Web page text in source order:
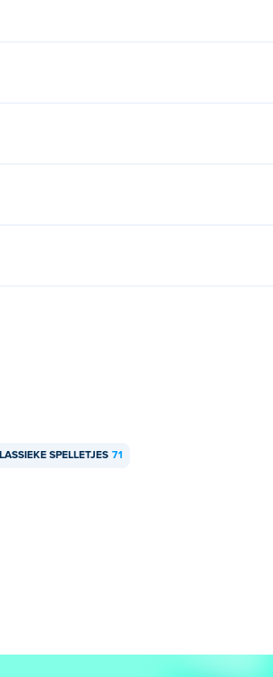
SPELLETJES 71